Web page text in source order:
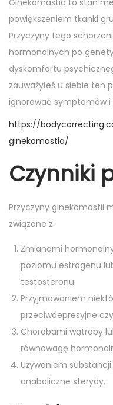
Ginekomastia to stan
powiększeniem tkanki
Przyczyny tego
hormonalnych po
dyskomfortu
zauważyłeś u siebie ten
ignorować symptomów
https://
ginekomastia/
Czynniki
Przyczyny ginekomastii
związane z:
Zmianami
poziomu estrogenu
testosteronu.
Przyjmowaniem
przeciwdepresyjne
Chorobami wątroby
równowagę
Używaniem
anaboliczne sterydy.